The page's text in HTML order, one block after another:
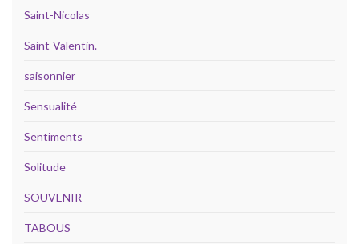
Saint-Nicolas
Saint-Valentin.
saisonnier
Sensualité
Sentiments
Solitude
SOUVENIR
TABOUS